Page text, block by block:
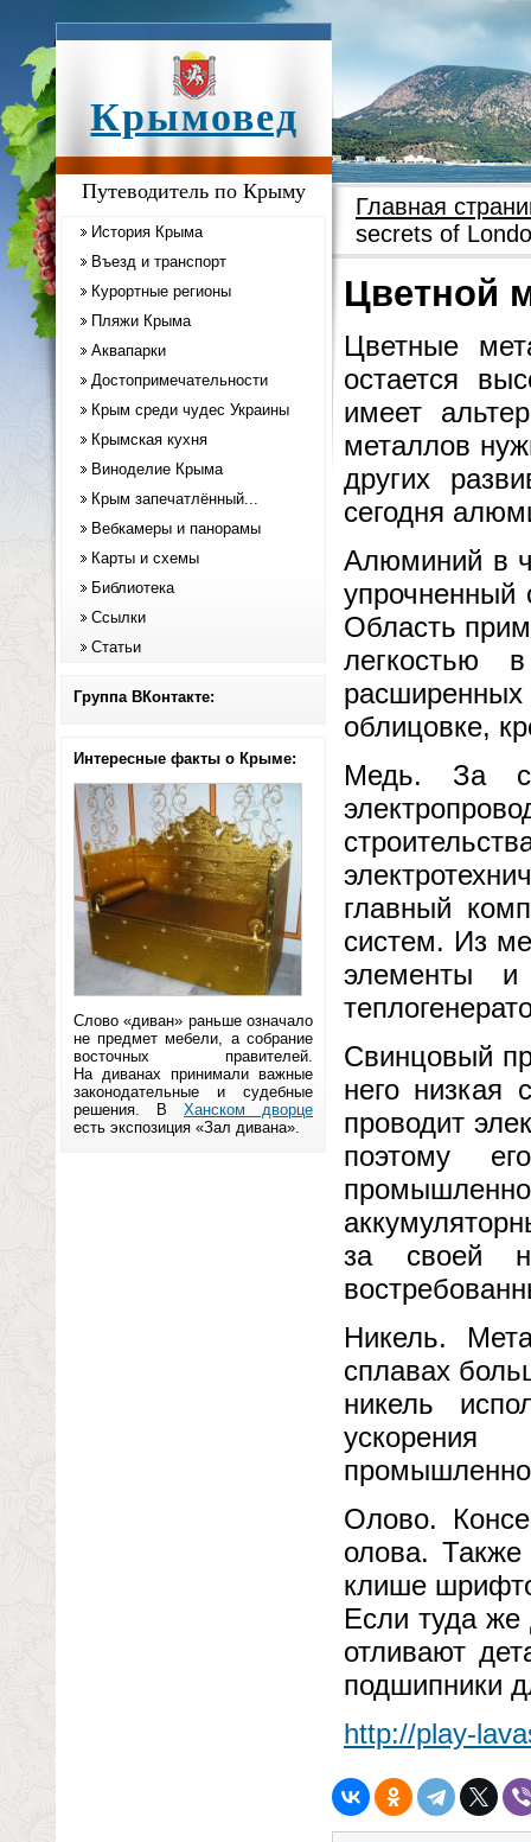
Крымовед
Путеводитель по Крыму
История Крыма
Въезд и транспорт
Курортные регионы
Пляжи Крыма
Аквапарки
Достопримечательности
Крым среди чудес Украины
Крымская кухня
Виноделие Крыма
Крым запечатлённый...
Вебкамеры и панорамы
Карты и схемы
Библиотека
Ссылки
Статьи
Группа ВКонтакте:
Интересные факты о Крыме:
Слово «диван» раньше означало
не предмет мебели, а собрание
восточных правителей.
На диванах принимали важные
законодательные и судебные
решения. В Ханском дворце
есть экспозиция «Зал дивана».
Главная
secrets of
Цветной
Цветные
остается
имеет
металлов
других
сегодня
Алюминий в
Область
легкостью
облицовке,
Медь. За
главный
систем. Из
элементы
Свинцовый
него низкая
проводит
поэтому
за своей
Никель.
сплавах
никель
Олово.
олова.
клише
Если туда же
отливают
подшипники
http://play-